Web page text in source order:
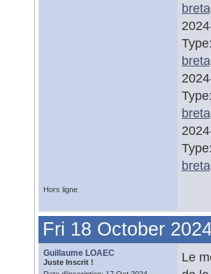
Hors ligne
Fri 18 October
Guillaume LOAEC
Juste Inscrit !
Le